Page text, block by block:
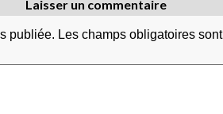
Laisser un commentaire
publiée. Les champs obligatoires